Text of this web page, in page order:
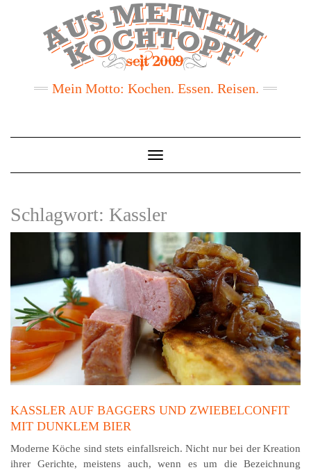
Mein Motto: Kochen. Essen. Reisen.
Toggle
Navigation
Schlagwort: Kassler
KASSLER AUF BAGGERS UND ZWIEBELCONFIT
MIT DUNKLEM BIER
Moderne Köche sind stets einfallsreich. Nicht nur bei der Kreation
ihrer Gerichte, meistens auch, wenn es um die Bezeichnung